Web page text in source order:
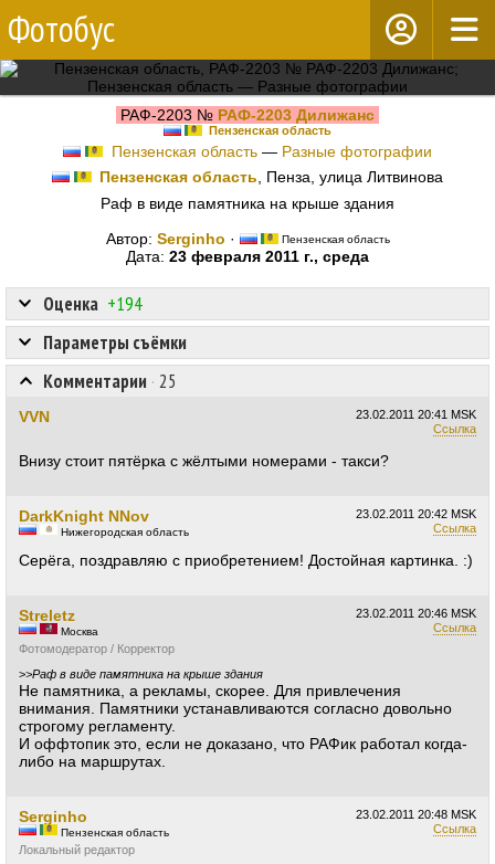
Фотобус
РАФ-2203 № РАФ-2203 Дилижанс
Пензенская область
Пензенская область — Разные фотографии
Пензенская область , Пенза, улица Литвинова
Раф в виде памятника на крыше здания
Автор: Serginho · Пензенская область
Дата: 23 февраля 2011 г., среда
Оценка +194
Параметры съёмки
Комментарии · 25
23.02.2011 20:41 MSK
Ссылка
VVN
Внизу стоит пятёрка с жёлтыми номерами - такси?
23.02.2011 20:42 MSK
Ссылка
DarkKnight NNov
Нижегородская область
Серёга, поздравляю с приобретением! Достойная картинка. :)
23.02.2011 20:46 MSK
Ссылка
Streletz
Москва
Фотомодератор / Корректор
>>Раф в виде памятника на крыше здания
Не памятника, а рекламы, скорее. Для привлечения
внимания. Памятники устанавливаются согласно довольно
строгому регламенту.
И оффтопик это, если не доказано, что РАФик работал когда-
либо на маршрутах.
23.02.2011 20:48 MSK
Ссылка
Serginho
Пензенская область
Локальный редактор